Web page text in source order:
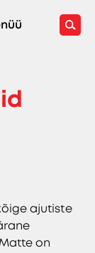
ajutiste
on